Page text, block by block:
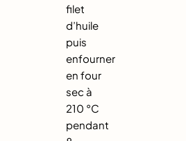
filet
d’huile
puis
enfourner
en four
sec à
210 °C
pendant